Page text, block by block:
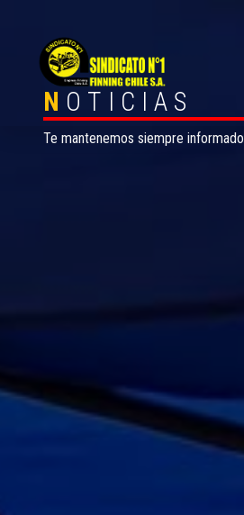
N OTICIAS
Te mantenemos siempre informado